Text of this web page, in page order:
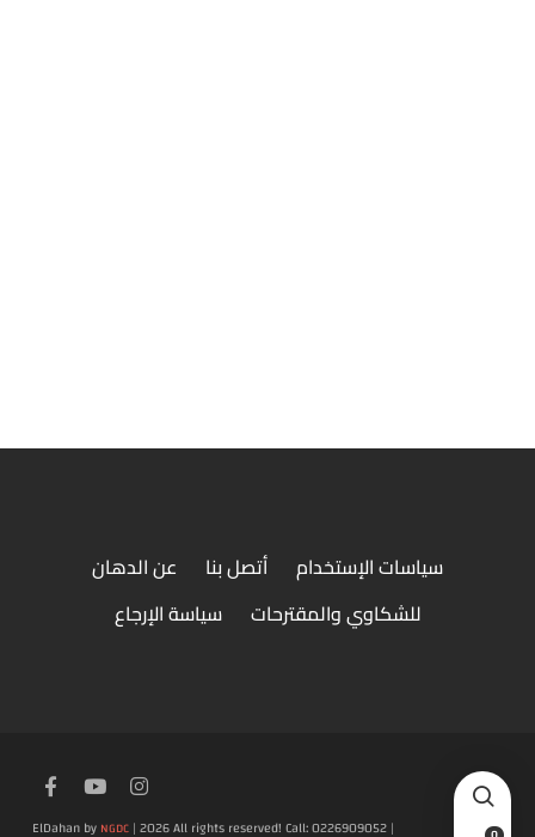
عن الدهان أتصل بنا
سياسات الإستخدام
سياسة الإرجاع
للشكاوي والمقترحات
ElDahan by NGDC| 2026 All rights reserved! Call: 0226909052 |